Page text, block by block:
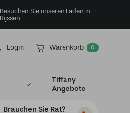
Besuchen Sie unseren Laden in
Rijssen
Login Warenkorb 0
Tiffany
Angebote
Brauchen Sie Rat?